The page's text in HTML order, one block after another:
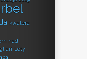
kwatera
nad
Loty